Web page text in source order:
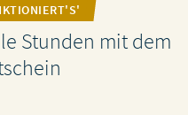
Stunden mit dem